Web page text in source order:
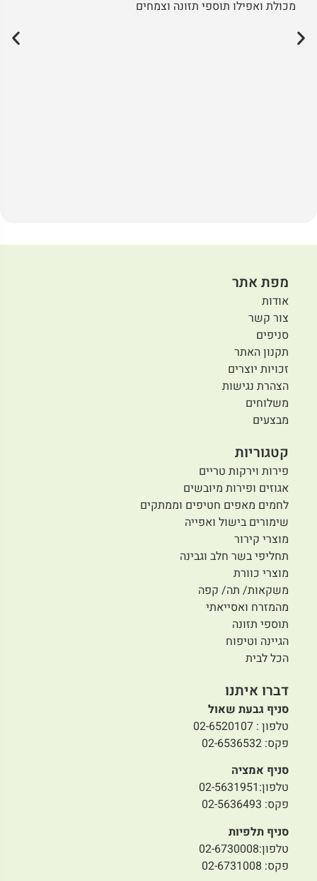
מכולת ואפילו תוספי תזונה וצמחים
מפת אתר
אודות
צור קשר
סניפים
תקנון האתר
זכויות יוצרים
הצהרת נגישות
משלוחים
מבצעים
קטגוריות
פירות וירקות טריים
אגוזים ופירות מיובשים
לחמים מאפים חטיפים וממתקים
שימורים בישול ואפייה
מוצרי קירור
תחליפי בשר חלב וגבינה
מוצרי כוורת
משקאות/ תה/ קפה
מהמזרח ואסייאתי
תוספי תזונה
הגיינה וטיפוח
הכל לבית
דברו איתנו
סניף גבעת שאול
טלפון : 02-6520107
פקס: 02-6536532
סניף אמציה
טלפון:02-5631951
פקס: 02-5636493
סניף תלפיות
טלפון:02-6730008
פקס: 02-6731008